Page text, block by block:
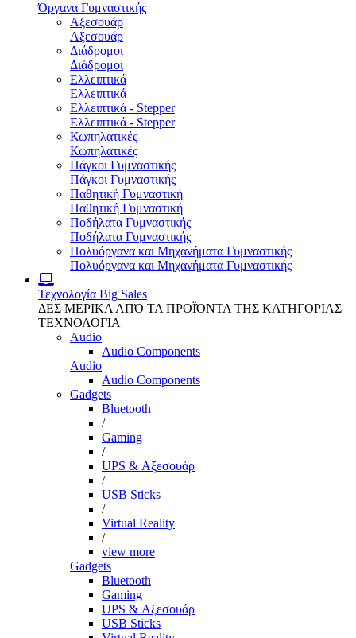
Όργανα Γυμναστικής
Αξεσουάρ
Αξεσουάρ
Διάδρομοι
Διάδρομοι
Ελλειπτικά
Ελλειπτικά
Ελλειπτικά - Stepper
Ελλειπτικά - Stepper
Κωπηλατικές
Κωπηλατικές
Πάγκοι Γυμναστικής
Πάγκοι Γυμναστικής
Παθητική Γυμναστική
Παθητική Γυμναστική
Ποδήλατα Γυμναστικής
Ποδήλατα Γυμναστικής
Πολυόργανα και Μηχανήματα Γυμναστικής
Πολυόργανα και Μηχανήματα Γυμναστικής
Τεχνολογία Big Sales
ΔΕΣ ΜΕΡΙΚΑ ΑΠΌ ΤΑ ΠΡΟΪΌΝΤΑ ΤΗΣ ΚΑΤΗΓΟΡΙΑΣ
ΤΕΧΝΟΛΟΓΙΑ
Audio
Audio Components
Audio
Audio Components
Gadgets
Bluetooth
/
Gaming
/
UPS & Αξεσουάρ
/
USB Sticks
/
Virtual Reality
/
view more
Gadgets
Bluetooth
Gaming
UPS & Αξεσουάρ
USB Sticks